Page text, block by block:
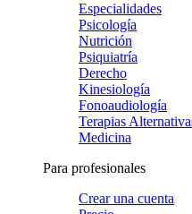
Especialidades
Psicología
Nutrición
Psiquiatría
Derecho
Kinesiología
Fonoaudiología
Terapias
Medicina
Para profesionales
Crear una cuenta